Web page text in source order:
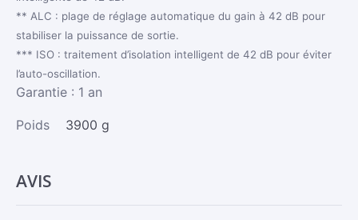
** ALC : plage de réglage automatique du gain à 42 dB pour
stabiliser la puissance de sortie.
*** ISO : traitement d’isolation intelligent de 42 dB pour éviter
l’auto-oscillation.
Garantie : 1 an
Poids 3900 g
AVIS